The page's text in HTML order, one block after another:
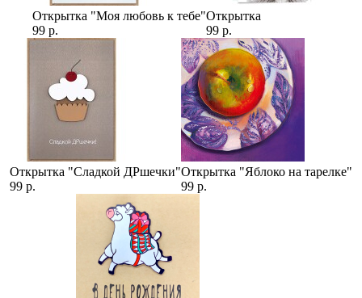
Открытка "Моя любовь к тебе"
99 р.
Открытка
99 р.
Открытка "Сладкой ДРшечки"
99 р.
Открытка "Яблоко на тарелке"
99 р.